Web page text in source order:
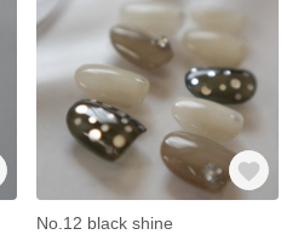
No.12 black shine